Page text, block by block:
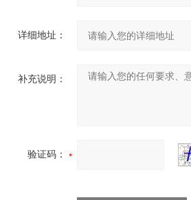
详细地址：
补充说明：
验证码：